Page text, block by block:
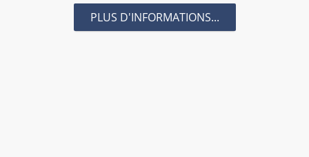
#peinture decorative
#peinture insecticide
PLUS D'INFORMATIONS...